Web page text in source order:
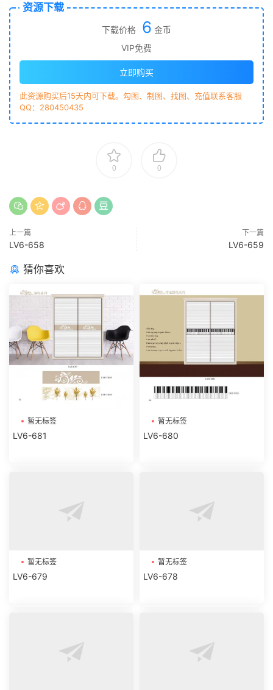
资源下载
下载价格 6 金币
VIP免费
立即购买
此资源购买后15天内可下载。勾图、制图、找图、充值联系客服
QQ：280450435
0 0
上一篇
LV6-658
下一篇
LV6-659
猜你喜欢
暂无标签
LV6-681
暂无标签
LV6-680
暂无标签
LV6-679
暂无标签
LV6-678